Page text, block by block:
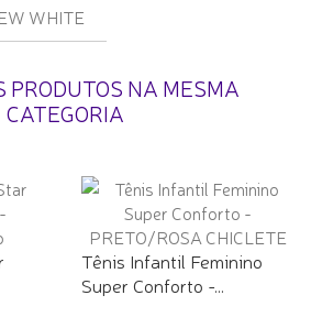
WHITE
PRODUTOS NA MESMA
CATEGORIA
Tênis Infantil Feminino
Super Conforto -...